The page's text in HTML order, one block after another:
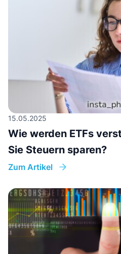
15.05.2025
Wie werden ETFs
Sie Steuern sparen?
Zum Artikel